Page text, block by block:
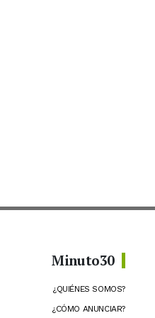
Minuto30
¿QUIÉNES SOMOS?
¿CÓMO ANUNCIAR?